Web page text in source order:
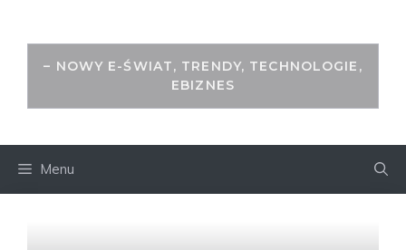
– NOWY E-ŚWIAT, TRENDY, TECHNOLOGIE,
EBIZNES
Menu